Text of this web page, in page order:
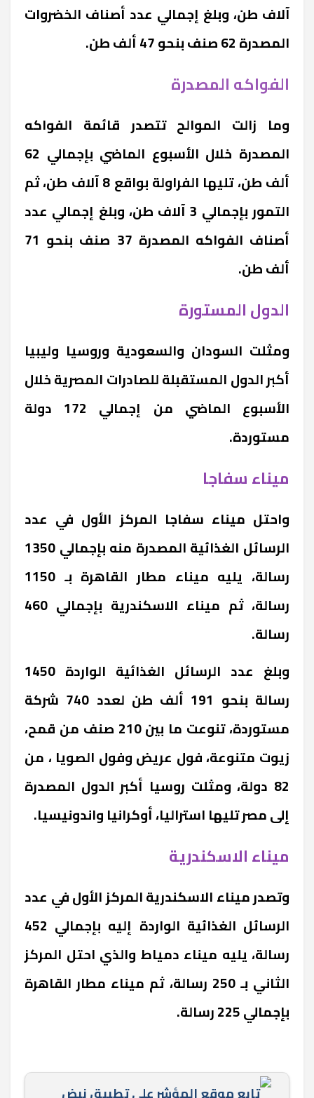
آلاف طن، وبلغ إجمالي عدد أصناف الخضروات
المصدرة 62 صنف بنحو 47 ألف طن.
الفواكه المصدرة
وما زالت الموالح تتصدر قائمة الفواكه
المصدرة خلال الأسبوع الماضي بإجمالي 62
ألف طن، تليها الفراولة بواقع 8 آلاف طن، ثم
التمور بإجمالي 3 آلاف طن، وبلغ إجمالي عدد
أصناف الفواكه المصدرة 37 صنف بنحو 71
ألف طن.
الدول المستورة
ومثلت السودان والسعودية وروسيا وليبيا
أكبر الدول المستقبلة للصادرات المصرية خلال
الأسبوع الماضي من إجمالي 172 دولة
مستوردة.
ميناء سفاجا
واحتل ميناء سفاجا المركز الأول في عدد
الرسائل الغذائية المصدرة منه بإجمالي 1350
رسالة، يليه ميناء مطار القاهرة بـ 1150
رسالة، ثم ميناء الاسكندرية بإجمالي 460
رسالة.
وبلغ عدد الرسائل الغذائية الواردة 1450
رسالة بنحو 191 ألف طن لعدد 740 شركة
مستوردة، تنوعت ما بين 210 صنف من قمح،
زيوت متنوعة، فول عريض وفول الصويا ، من
82 دولة، ومثلت روسيا أكبر الدول المصدرة
إلى مصر تليها استراليا، أوكرانيا واندونيسيا.
ميناء الاسكندرية
وتصدر ميناء الاسكندرية المركز الأول في عدد
الرسائل الغذائية الواردة إليه بإجمالي 452
رسالة، يليه ميناء دمياط والذي احتل المركز
الثاني بـ 250 رسالة، ثم ميناء مطار القاهرة
بإجمالي 225 رسالة.
تابع موقع المؤشر علي تطبيق نبض